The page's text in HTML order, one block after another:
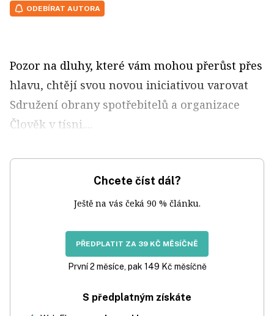
ODEBÍRAT AUTORA
Pozor na dluhy, které vám mohou přerůst přes
hlavu, chtějí svou novou iniciativou varovat
Sdružení obrany spotřebitelů a organizace
Člověk v tísni....
Chcete číst dál?
Ještě na vás čeká 90 % článku.
PŘEDPLATIT ZA 39 KČ MĚSÍČNĚ
První 2 měsíce, pak 149 Kč měsíčně
S předplatným získáte